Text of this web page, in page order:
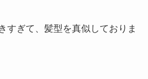
すぎて、髪型を真似しておりま